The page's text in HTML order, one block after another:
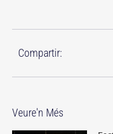
Compartir:
Veure'n Més